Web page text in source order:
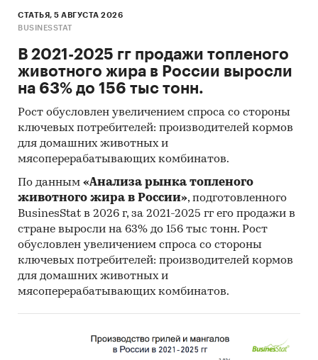
оценки экспертов рынка почтовых и
курьерских услуг
Категории: Транспорт и логистика / Почтовые,
курьерские услуги
Россия
Почта
СТАТЬЯ, 5 АВГУСТА 2026
BUSINESSTAT
В 2021-2025 гг продажи топленого
животного жира в России выросли
на 63% до 156 тыс тонн.
Рост обусловлен увеличением спроса со стороны
ключевых потребителей: производителей кормов
для домашних животных и
мясоперерабатывающих комбинатов.
По данным «Анализа рынка топленого
животного жира в России», подготовленного
BusinesStat в 2026 г, за 2021-2025 гг его продажи в
стране выросли на 63% до 156 тыс тонн. Рост
обусловлен увеличением спроса со стороны
ключевых потребителей: производителей кормов
для домашних животных и
мясоперерабатывающих комбинатов.